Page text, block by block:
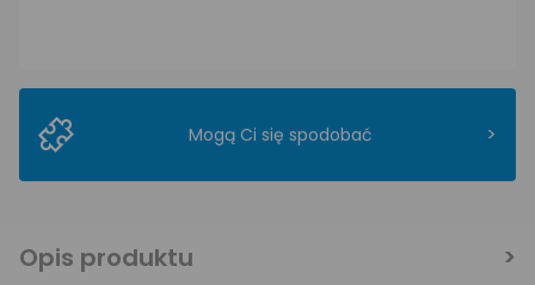
Mogą Ci się spodobać >
Opis produktu